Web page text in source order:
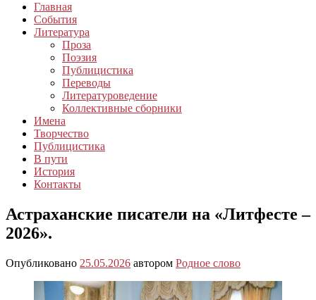
Главная
События
Литература
Проза
Поэзия
Публицистика
Переводы
Литературоведение
Коллективные сборники
Имена
Творчество
Публицистика
В пути
История
Контакты
Астраханские писатели на «Литфесте –
2026».
Опубликовано 25.05.2026 автором Родное слово